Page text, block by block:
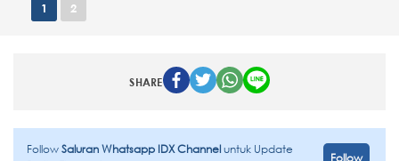
1 2
SHARE
FollowSaluran Whatsapp IDX Channeluntuk Update
Follow